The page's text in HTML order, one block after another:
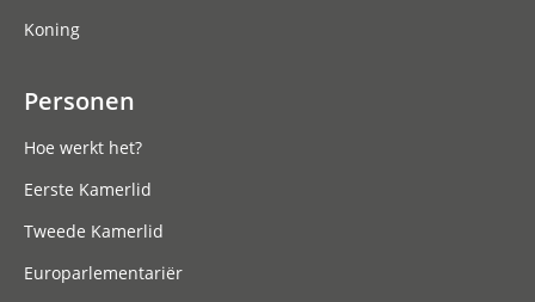
Koning
Personen
Hoe werkt het?
Eerste Kamerlid
Tweede Kamerlid
Europarlementariër